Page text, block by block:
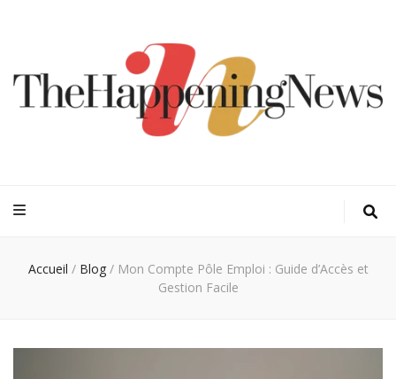
Accueil / Blog / Mon Compte Pôle Emploi : Guide d’Accès et
Gestion Facile